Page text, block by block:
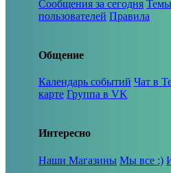
Сообщения за сегодня
пользователей Правила
Общение
Календарь событий Чат в
карте Группа в VK
Интересно
Наши Магазины Мы все :)